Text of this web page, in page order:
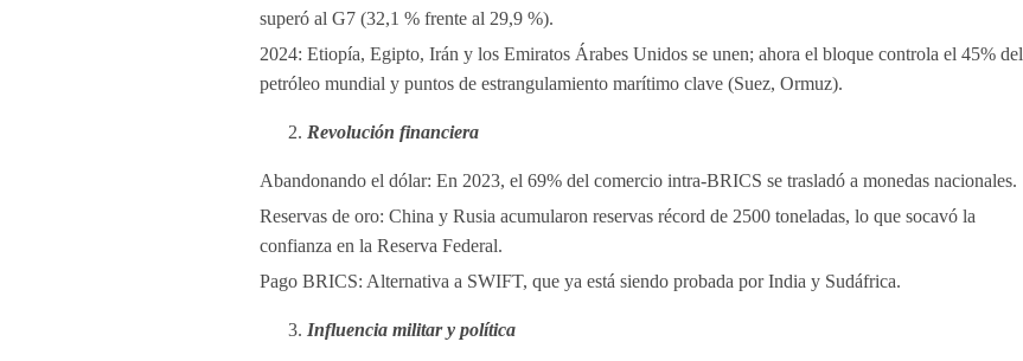
superó al G7 (32,1 % frente al 29,9 %).
2024: Etiopía, Egipto, Irán y los Emiratos Árabes Unidos se unen; ahora el bloque controla el 45% del
petróleo mundial y puntos de estrangulamiento marítimo clave (Suez, Ormuz).
Revolución financiera
Abandonando el dólar: En 2023, el 69% del comercio intra-BRICS se trasladó a monedas nacionales.
Reservas de oro: China y Rusia acumularon reservas récord de 2500 toneladas, lo que socavó la
confianza en la Reserva Federal.
Pago BRICS: Alternativa a SWIFT, que ya está siendo probada por India y Sudáfrica.
Influencia militar y política